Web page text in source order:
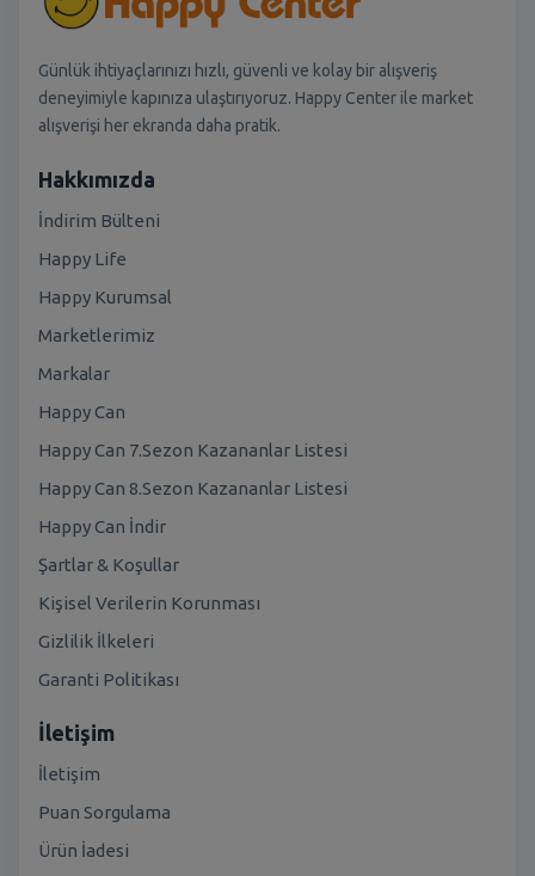
Günlük ihtiyaçlarınızı hızlı, güvenli ve kolay bir alışveriş
deneyimiyle kapınıza ulaştırıyoruz. Happy Center ile market
alışverişi her ekranda daha pratik.
Hakkımızda
İndirim Bülteni
Happy Life
Happy Kurumsal
Marketlerimiz
Markalar
Happy Can
Happy Can 7.Sezon Kazananlar Listesi
Happy Can 8.Sezon Kazananlar Listesi
Happy Can İndir
Şartlar & Koşullar
Kişisel Verilerin Korunması
Gizlilik İlkeleri
Garanti Politikası
İletişim
İletişim
Puan Sorgulama
Ürün İadesi